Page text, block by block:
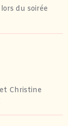
du soirée
Christine